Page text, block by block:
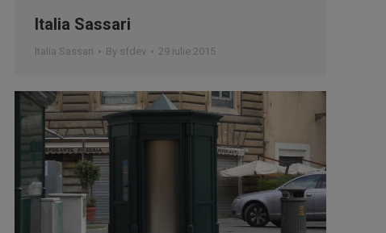
Italia Sassari
Italia Sassari By sfdev 29 iulie 2015